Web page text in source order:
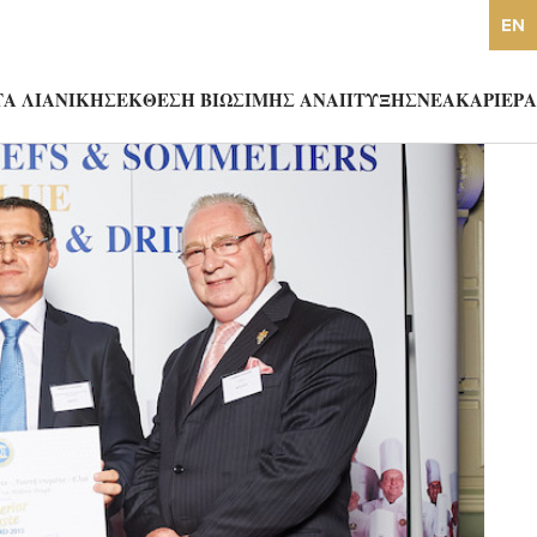
EN
ΛΙΑΝΙΚΗΣΕΚΘΕΣΗ ΒΙΩΣΙΜΗΣ ΑΝΑΠΤΥΞΗΣΝΕΑΚΑΡΙΕΡΑ